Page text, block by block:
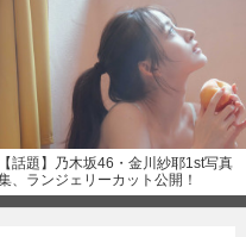
【話題】乃木坂46・金川紗耶1st写真
、ランジェリーカット公開！